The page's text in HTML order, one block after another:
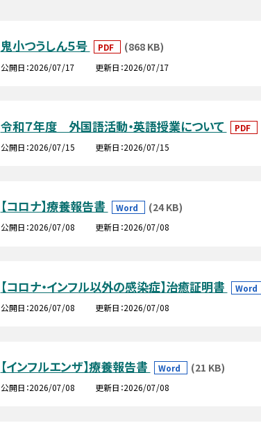
鬼小つうしん５号 PDF (868 KB)
公開日 2026/07/17 更新日 2026/07/17
令和７年度 外国語活動・英語授業について PDF
公開日 2026/07/15 更新日 2026/07/15
【コロナ】療養報告書 Word (24 KB)
公開日 2026/07/08 更新日 2026/07/08
【コロナ・インフル以外の感染症】治癒証明書 Word
公開日 2026/07/08 更新日 2026/07/08
【インフルエンザ】療養報告書 Word (21 KB)
公開日 2026/07/08 更新日 2026/07/08